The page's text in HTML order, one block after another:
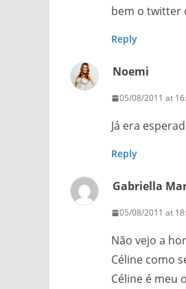
bem o twitter
Reply
Noemi
05/08/2011 at
Já era
Reply
Gabriella
05/08/2011 at
Não vejo a
Céline como
Céline é meu